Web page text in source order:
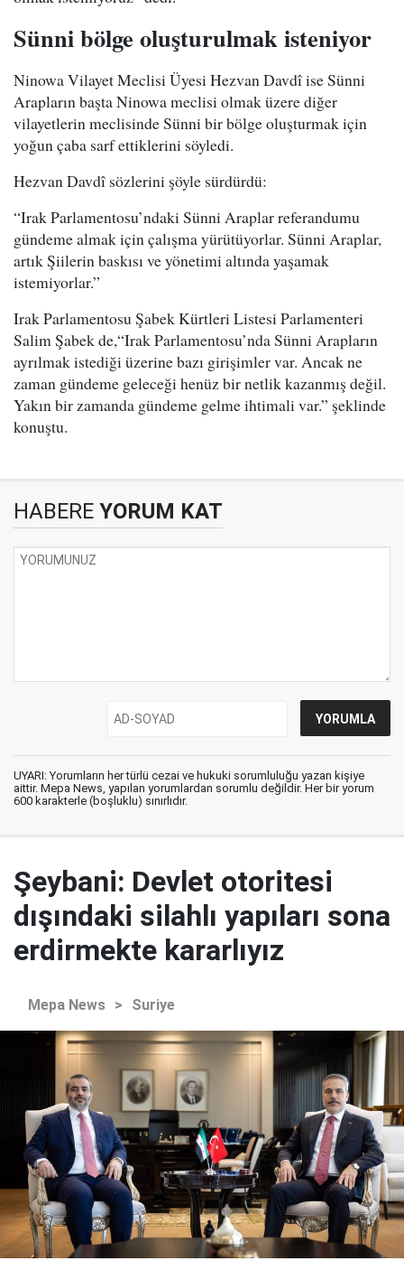
Sünni bölge oluşturulmak isteniyor
Ninowa Vilayet Meclisi Üyesi Hezvan Davdî ise Sünni
Arapların başta Ninowa meclisi olmak üzere diğer
vilayetlerin meclisinde Sünni bir bölge oluşturmak için
yoğun çaba sarf ettiklerini söyledi.
Hezvan Davdî sözlerini şöyle sürdürdü:
“Irak Parlamentosu’ndaki Sünni Araplar referandumu
gündeme almak için çalışma yürütüyorlar. Sünni Araplar,
artık Şiilerin baskısı ve yönetimi altında yaşamak
istemiyorlar.”
Irak Parlamentosu Şabek Kürtleri Listesi Parlamenteri
Salim Şabek de,“Irak Parlamentosu’nda Sünni Arapların
ayrılmak istediği üzerine bazı girişimler var. Ancak ne
zaman gündeme geleceği henüz bir netlik kazanmış değil.
Yakın bir zamanda gündeme gelme ihtimali var.” şeklinde
konuştu.
HABERE YORUM KAT
UYARI: Yorumların her türlü cezai ve hukuki sorumluluğu yazan kişiye
aittir. Mepa News, yapılan yorumlardan sorumlu değildir. Her bir yorum
600 karakterle (boşluklu) sınırlıdır.
Şeybani: Devlet otoritesi
dışındaki silahlı yapıları sona
erdirmekte kararlıyız
Mepa News > Suriye